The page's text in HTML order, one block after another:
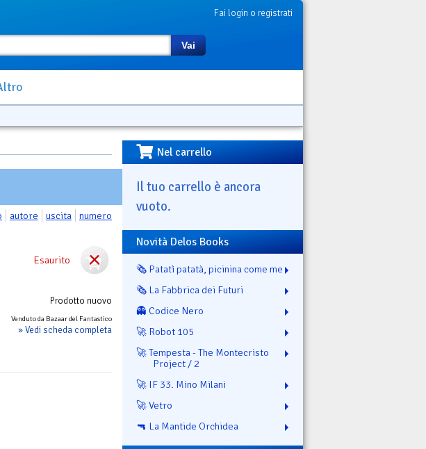
Fai login o registrati
Vai
autore uscita numero
Esaurito
Prodotto nuovo
Venduto da Bazaar del Fantastico
» Vedi scheda completa
Nel carrello
Il tuo carrello è ancora
vuoto.
Novità Delos Books
🗞️ Patatì patatà, picinina come me
🗞️ La Fabbrica dei Futuri
👻 Codice Nero
🚀 Robot 105
🚀 Tempesta - The Montecristo
Project / 2
🚀 IF 33. Mino Milani
🚀 Vetro
🔫 La Mantide Orchidea